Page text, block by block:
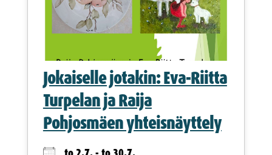
Jokaiselle jotakin: Eva-Riitta
Turpelan ja Raija
Pohjosmäen yhteisnäyttely